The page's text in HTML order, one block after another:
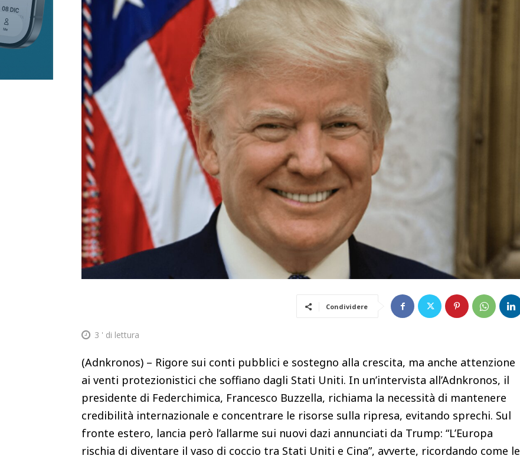
Condividere
3 ' di lettura
(Adnkronos) – Rigore sui conti pubblici e sostegno alla crescita, ma anche attenzione
ai venti protezionistici che soffiano dagli Stati Uniti. In un’intervista all’Adnkronos, il
presidente di Federchimica, Francesco Buzzella, richiama la necessità di mantenere
credibilità internazionale e concentrare le risorse sulla ripresa, evitando sprechi. Sul
fronte estero, lancia però l’allarme sui nuovi dazi annunciati da Trump: “L’Europa
rischia di diventare il vaso di coccio tra Stati Uniti e Cina”, avverte, ricordando come le